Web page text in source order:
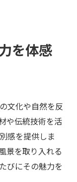
を体感
文化や自然を反
や伝統技術を活
感を提供しま
景を取り入れる
びにその魅力を